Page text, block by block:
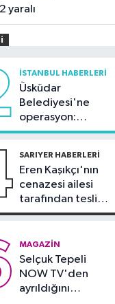
yaralı
tarım arazisine
İSTANBUL HABERLERI
Üsküdar
Belediyesi'ne
operasyon:
Sinem Dedetaş'a
SARIYER HABERLERI
Eren Kaşıkçı'nın
cenazesi ailesi
tarafından teslim
alındı
MAGAZIN
Selçuk Tepeli
NOW TV'den
ayrıldığını